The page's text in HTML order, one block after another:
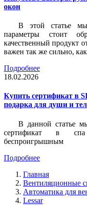
окон
В этой статье мы
параметры стоит
качественный продукт
важен так же сильно,
Подробнее
18.02.2026
Купить сертификат в
подарка для души и
В данной статье
сертификат в
беспроигрышным
Подробнее
Главная
Вентиляционные
Автоматика для
Lessar